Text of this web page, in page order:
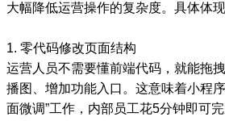
大幅降低运营操作的复杂度。具体体
1. 零代码修改页面结构
运营人员不需要懂前端代码，就能拖
播图、增加功能入口。这意味着小程
面微调”工作，内部员工花5分钟即可